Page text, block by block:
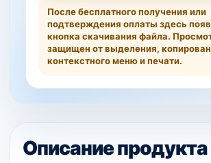
После бесплатного получения или
подтверждения оплаты здесь
кнопка скачивания файла.
защищен от выделения,
контекстного меню и печати.
Описание продукта